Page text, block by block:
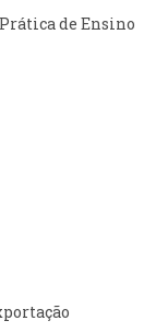
de Ensino